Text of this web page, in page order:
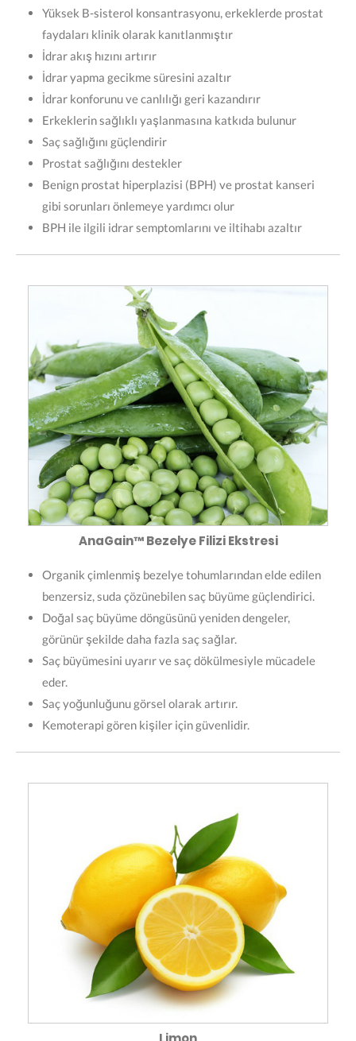
Yüksek B-sisterol konsantrasyonu, erkeklerde prostat
faydaları klinik olarak kanıtlanmıştır
İdrar akış hızını artırır
İdrar yapma gecikme süresini azaltır
İdrar konforunu ve canlılığı geri kazandırır
Erkeklerin sağlıklı yaşlanmasına katkıda bulunur
Saç sağlığını güçlendirir
Prostat sağlığını destekler
Benign prostat hiperplazisi (BPH) ve prostat kanseri
gibi sorunları önlemeye yardımcı olur
BPH ile ilgili idrar semptomlarını ve iltihabı azaltır
AnaGain™ Bezelye Filizi Ekstresi
Organik çimlenmiş bezelye tohumlarından elde edilen
benzersiz, suda çözünebilen saç büyüme güçlendirici.
Doğal saç büyüme döngüsünü yeniden dengeler,
görünür şekilde daha fazla saç sağlar.
Saç büyümesini uyarır ve saç dökülmesiyle mücadele
eder.
Saç yoğunluğunu görsel olarak artırır.
Kemoterapi gören kişiler için güvenlidir.